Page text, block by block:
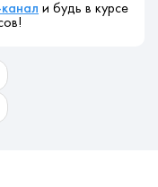
и будь в курсе